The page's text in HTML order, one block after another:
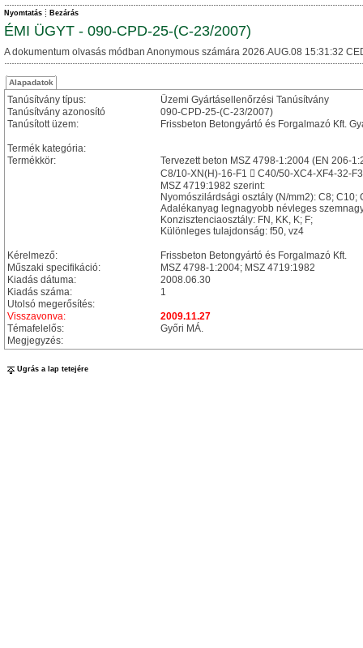
Nyomtatás Bezárás
ÉMI ÜGYT - 090-CPD-25-(C-23/2007)
A dokumentum olvasás módban Anonymous számára 2026.AUG.08 15:31:32
Alapadatok
Tanúsítvány típus:
Üzemi Gyártásellenőrzési Tanúsítvány
Tanúsítvány azonosító
090-CPD-25-(C-23/2007)
Tanúsított üzem:
Frissbeton Betongyártó és Forgalmazó Kft.
Termék kategória:
Termékkör:
Tervezett beton MSZ 4798-1:2004 (EN 206-
C8/10-XN(H)-16-F1  C40/50-XC4-XF4-32-
MSZ 4719:1982 szerint:
Nyomószilárdsági osztály (N/mm2): C8; C10;
Adalékanyag legnagyobb névleges
Konzisztenciaosztály: FN, KK, K; F;
Különleges tulajdonság: f50, vz4
Kérelmező:
Frissbeton Betongyártó és Forgalmazó Kft.
Műszaki specifikáció:
MSZ 4798-1:2004; MSZ 4719:1982
Kiadás dátuma:
2008.06.30
Kiadás száma:
1
Utolsó megerősítés:
Visszavonva:
2009.11.27
Témafelelős:
Győri MÁ.
Megjegyzés:
Ugrás a lap tetejére